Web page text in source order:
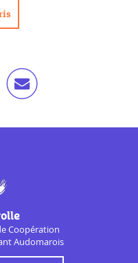
Coopération
Audomarois